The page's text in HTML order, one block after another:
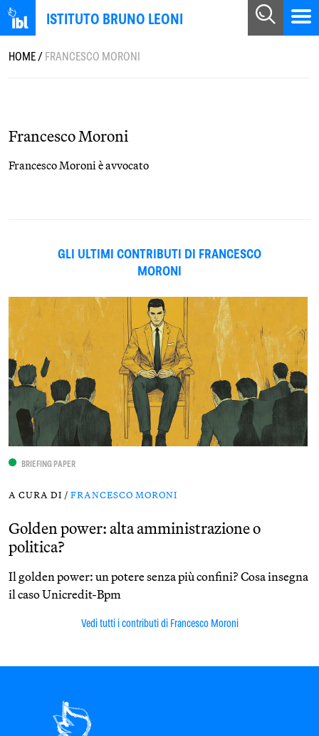
ISTITUTO BRUNO LEONI
HOME/FRANCESCO MORONI
Francesco Moroni
Francesco Moroni è avvocato
GLI ULTIMI CONTRIBUTI DI FRANCESCO
MORONI
BRIEFING PAPER
A CURA DI / FRANCESCO MORONI
Golden power: alta amministrazione o
politica?
Il golden power: un potere senza più confini? Cosa insegna
il caso Unicredit-Bpm
Vedi tutti i contributi di Francesco Moroni